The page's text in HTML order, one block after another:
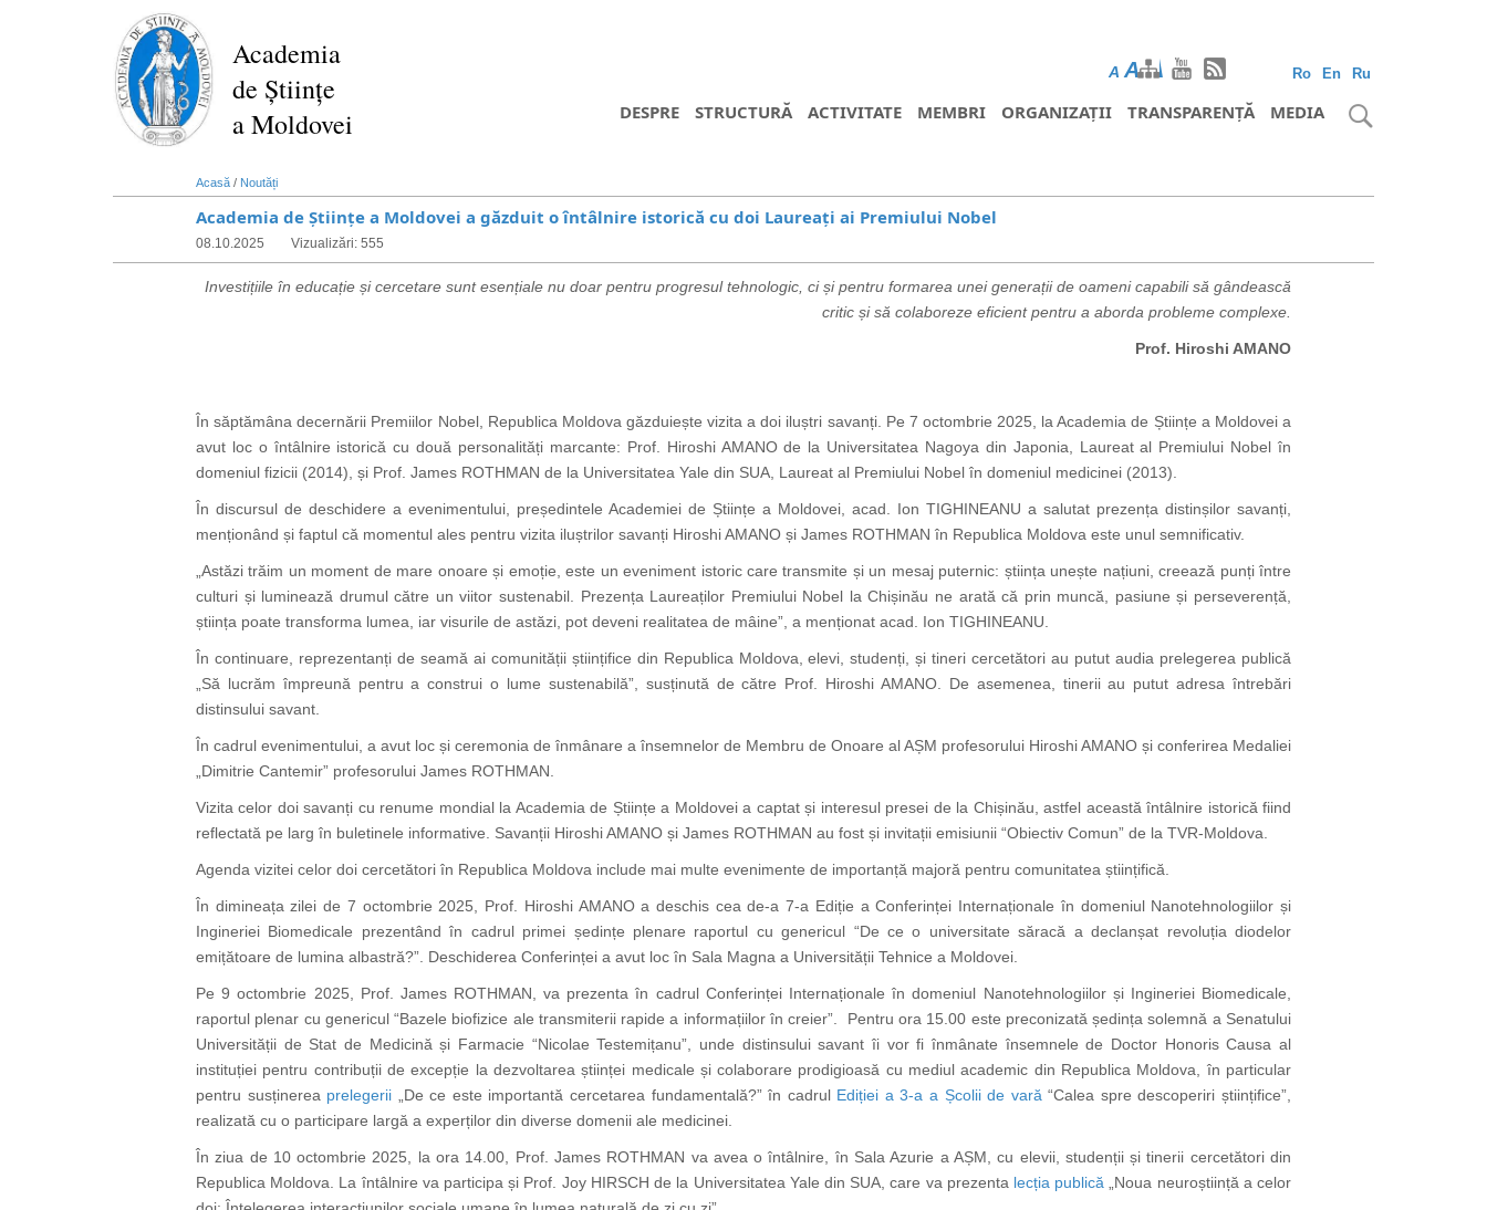
Academia
de Științe
a Moldovei
Ro En Ru
A AA
DESPRE STRUCTURĂ ACTIVITATE MEMBRI ORGANIZAȚII TRANSPARENȚĂ MEDIA
Acasă / Noutăți
Academia de Științe a Moldovei a găzduit o întâlnire istorică cu doi Laureați ai Premiului Nobel
08.10.2025 Vizualizări: 555
Investițiile în educație și cercetare sunt esențiale nu doar pentru progresul tehnologic, ci și pentru formarea unei generații de oameni capabili să gândească
critic și să colaboreze eficient pentru a aborda probleme complexe.
Prof. Hiroshi AMANO
În săptămâna decernării Premiilor Nobel, Republica Moldova găzduiește vizita a doi iluștri savanți. Pe 7 octombrie 2025, la Academia de Științe a Moldovei a
avut loc o întâlnire istorică cu două personalități marcante: Prof. Hiroshi AMANO de la Universitatea Nagoya din Japonia, Laureat al Premiului Nobel în
domeniul fizicii (2014), și Prof. James ROTHMAN de la Universitatea Yale din SUA, Laureat al Premiului Nobel în domeniul medicinei (2013).
În discursul de deschidere a evenimentului, președintele Academiei de Științe a Moldovei, acad. Ion TIGHINEANU a salutat prezența distinșilor savanți,
menționând și faptul că momentul ales pentru vizita iluștrilor savanți Hiroshi AMANO și James ROTHMAN în Republica Moldova este unul semnificativ.
„Astăzi trăim un moment de mare onoare și emoție, este un eveniment istoric care transmite și un mesaj puternic: știința unește națiuni, creează punți între
culturi și luminează drumul către un viitor sustenabil. Prezența Laureaților Premiului Nobel la Chișinău ne arată că prin muncă, pasiune și perseverență,
știința poate transforma lumea, iar visurile de astăzi, pot deveni realitatea de mâine”, a menționat acad. Ion TIGHINEANU.
În continuare, reprezentanți de seamă ai comunității științifice din Republica Moldova, elevi, studenți, și tineri cercetători au putut audia prelegerea publică
„Să lucrăm împreună pentru a construi o lume sustenabilă”, susținută de către Prof. Hiroshi AMANO. De asemenea, tinerii au putut adresa întrebări
distinsului savant.
În cadrul evenimentului, a avut loc și ceremonia de înmânare a însemnelor de Membru de Onoare al AȘM profesorului Hiroshi AMANO și conferirea Medaliei
„Dimitrie Cantemir” profesorului James ROTHMAN.
Vizita celor doi savanți cu renume mondial la Academia de Științe a Moldovei a captat și interesul presei de la Chișinău, astfel această întâlnire istorică fiind
reflectată pe larg în buletinele informative. Savanții Hiroshi AMANO și James ROTHMAN au fost și invitații emisiunii “Obiectiv Comun” de la TVR-Moldova.
Agenda vizitei celor doi cercetători în Republica Moldova include mai multe evenimente de importanță majoră pentru comunitatea științifică.
În dimineața zilei de 7 octombrie 2025, Prof. Hiroshi AMANO a deschis cea de-a 7-a Ediție a Conferinței Internaționale în domeniul Nanotehnologiilor și
Ingineriei Biomedicale prezentând în cadrul primei ședințe plenare raportul cu genericul “De ce o universitate săracă a declanșat revoluția diodelor
emițătoare de lumina albastră?”. Deschiderea Conferinței a avut loc în Sala Magna a Universității Tehnice a Moldovei.
Pe 9 octombrie 2025, Prof. James ROTHMAN, va prezenta în cadrul Conferinței Internaționale în domeniul Nanotehnologiilor și Ingineriei Biomedicale,
raportul plenar cu genericul “Bazele biofizice ale transmiterii rapide a informațiilor în creier”. Pentru ora 15.00 este preconizată ședința solemnă a Senatului
Universității de Stat de Medicină și Farmacie “Nicolae Testemițanu”, unde distinsului savant îi vor fi înmânate însemnele de Doctor Honoris Causa al
instituției pentru contribuții de excepție la dezvoltarea științei medicale și colaborare prodigioasă cu mediul academic din Republica Moldova, în particular
pentru susținerea prelegerii „De ce este importantă cercetarea fundamentală?” în cadrul Ediției a 3-a a Școlii de vară “Calea spre descoperiri științifice”,
realizată cu o participare largă a experților din diverse domenii ale medicinei.
În ziua de 10 octombrie 2025, la ora 14.00, Prof. James ROTHMAN va avea o întâlnire, în Sala Azurie a AȘM, cu elevii, studenții și tinerii cercetători din
Republica Moldova. La întâlnire va participa și Prof. Joy HIRSCH de la Universitatea Yale din SUA, care va prezenta lecția publică „Noua neuroștiință a celor